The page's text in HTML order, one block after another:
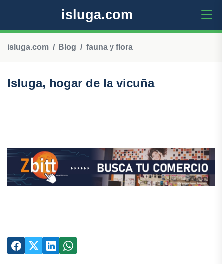
isluga.com
isluga.com Blog fauna y flora
Isluga, hogar de la vicuña